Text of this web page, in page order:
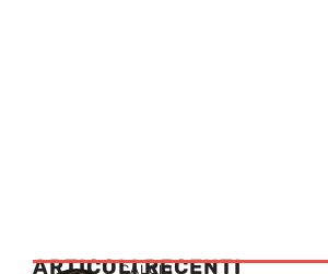
ARTICOLI RECENTI
CALCIO